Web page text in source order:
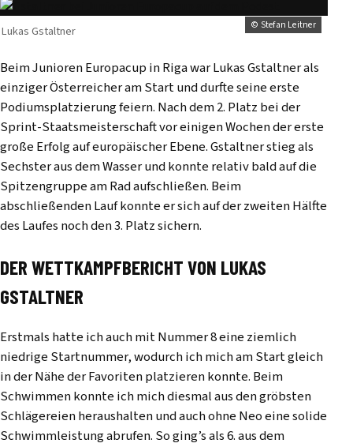
© Stefan Leitner
Lukas Gstaltner
Beim Junioren Europacup in Riga war Lukas Gstaltner als
einziger Österreicher am Start und durfte seine erste
Podiumsplatzierung feiern. Nach dem 2. Platz bei der
Sprint-Staatsmeisterschaft vor einigen Wochen der erste
große Erfolg auf europäischer Ebene. Gstaltner stieg als
Sechster aus dem Wasser und konnte relativ bald auf die
Spitzengruppe am Rad aufschließen. Beim
abschließenden Lauf konnte er sich auf der zweiten Hälfte
des Laufes noch den 3. Platz sichern.
DER WETTKAMPFBERICHT VON LUKAS
GSTALTNER
Erstmals hatte ich auch mit Nummer 8 eine ziemlich
niedrige Startnummer, wodurch ich mich am Start gleich
in der Nähe der Favoriten platzieren konnte. Beim
Schwimmen konnte ich mich diesmal aus den gröbsten
Schlägereien heraushalten und auch ohne Neo eine solide
Schwimmleistung abrufen. So ging’s als 6. aus dem